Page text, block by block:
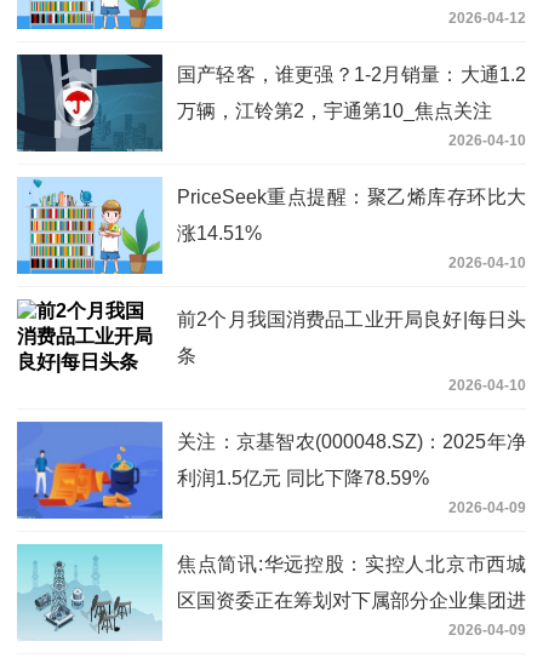
2026-04-12
国产轻客，谁更强？1-2月销量：大通1.2
万辆，江铃第2，宇通第10_焦点关注
2026-04-10
PriceSeek重点提醒：聚乙烯库存环比大
涨14.51%
2026-04-10
前2个月我国消费品工业开局良好|每日头
条
2026-04-10
关注：京基智农(000048.SZ)：2025年净
利润1.5亿元 同比下降78.59%
2026-04-09
焦点简讯:华远控股：实控人北京市西城
区国资委正在筹划对下属部分企业集团进
2026-04-09